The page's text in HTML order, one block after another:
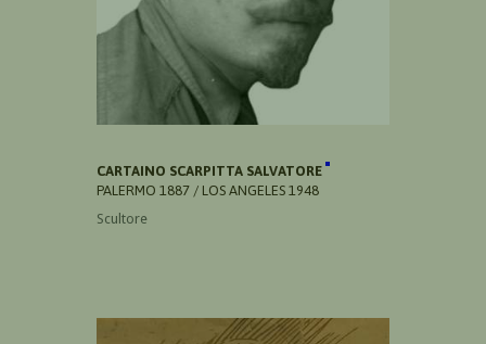
CARTAINO SCARPITTA SALVATORE
PALERMO 1887 / LOS ANGELES 1948
Scultore